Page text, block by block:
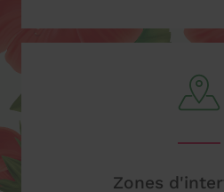
Zones